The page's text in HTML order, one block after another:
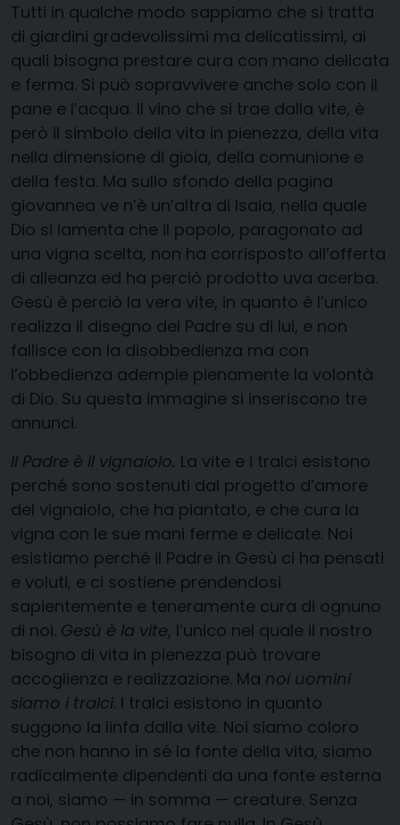
Tutti in qualche modo sappiamo che si tratta
di giardini gradevolissimi ma delicatissimi, ai
quali bisogna prestare cura con mano delicata
e ferma. Si può sopravvivere anche solo con il
pane e l’acqua. Il vino che si trae dalla vite, è
però il simbolo della vita in pienezza, della vita
nella dimensione di gioia, della comunione e
della festa. Ma sullo sfondo della pagina
giovannea ve n’è un’altra di Isaia, nella quale
Dio si lamenta che il popolo, paragonato ad
una vigna scelta, non ha corrisposto all’offerta
di alleanza ed ha perciò prodotto uva acerba.
Gesù è perciò la vera vite, in quanto è l’unico
realizza il disegno del Padre su di lui, e non
fallisce con la disobbedienza ma con
l’obbedienza adempie pienamente la volontà
di Dio. Su questa immagine si inseriscono tre
annunci.
Il Padre è il vignaiolo. La vite e i tralci esistono
perché sono sostenuti dal progetto d’amore
del vignaiolo, che ha piantato, e che cura la
vigna con le sue mani ferme e delicate. Noi
esistiamo perché il Padre in Gesù ci ha pensati
e voluti, e ci sostiene prendendosi
sapientemente e teneramente cura di ognuno
di noi. Gesù è la vite, l’unico nel quale il nostro
bisogno di vita in pienezza può trovare
accoglienza e realizzazione. Ma noi uomini
siamo i tralci. I tralci esistono in quanto
suggono la linfa dalla vite. Noi siamo coloro
che non hanno in sé la fonte della vita, siamo
radicalmente dipendenti da una fonte esterna
a noi, siamo — in somma — creature. Senza